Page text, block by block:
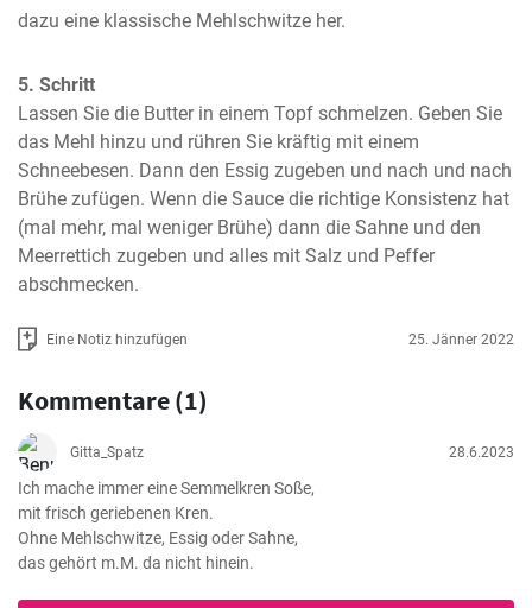
dazu eine klassische Mehlschwitze her.
5. Schritt
Lassen Sie die Butter in einem Topf schmelzen. Geben Sie
das Mehl hinzu und rühren Sie kräftig mit einem
Schneebesen. Dann den Essig zugeben und nach und nach
Brühe zufügen. Wenn die Sauce die richtige Konsistenz hat
(mal mehr, mal weniger Brühe) dann die Sahne und den
Meerrettich zugeben und alles mit Salz und Peffer
abschmecken.
Eine Notiz hinzufügen 25. Jänner 2022
Kommentare (1)
Gitta_Spatz 28.6.2023
Ich mache immer eine Semmelkren Soße,
mit frisch geriebenen Kren.
Ohne Mehlschwitze, Essig oder Sahne,
das gehört m.M. da nicht hinein.